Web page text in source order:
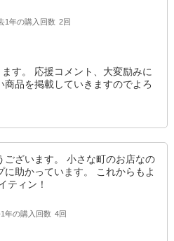
1年の購入回数 2回
す。 応援コメント、大変励みに
商品を掲載していきますのでよろ
ございます。 小さな町のお店なの
助かっています。 これからもよ
ティン！
年の購入回数 4回